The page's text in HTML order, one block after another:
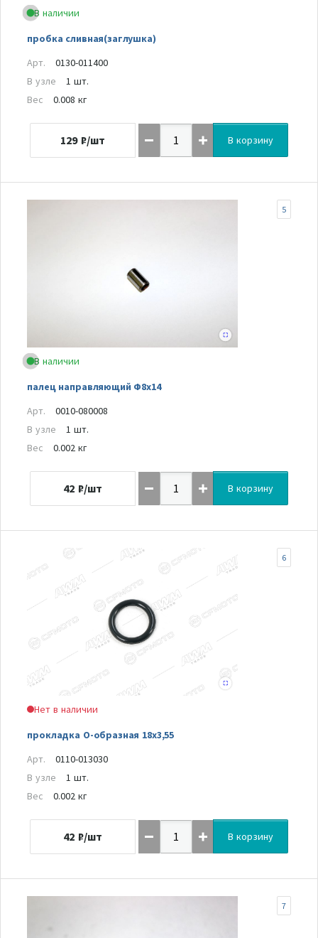
В наличии
пробка сливная(заглушка)
Арт.
0130-011400
В узле
1 шт.
Вес
0.008 кг
129 ₽/шт В корзину
В наличии
палец направляющий Ф8х14
5
Арт.
0010-080008
В узле
1 шт.
Вес
0.002 кг
42 ₽/шт В корзину
Нет в наличии
прокладка О-образная 18х3,55
6
Арт.
0110-013030
В узле
1 шт.
Вес
0.002 кг
42 ₽/шт В корзину
7